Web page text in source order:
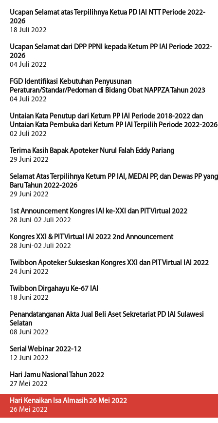
Ucapan Selamat atas Terpilihnya Ketua PD IAI NTT Periode 2022-
2026
18 Juli 2022
Ucapan Selamat dari DPP PPNI kepada Ketum PP IAI Periode 2022-
2026
04 Juli 2022
FGD Identifikasi Kebutuhan Penyusunan
Peraturan/Standar/Pedoman di Bidang Obat NAPPZA Tahun 2023
04 Juli 2022
Untaian Kata Penutup dari Ketum PP IAI Periode 2018-2022 dan
Untaian Kata Pembuka dari Ketum PP IAI Terpilih Periode 2022-2026
02 Juli 2022
Terima Kasih Bapak Apoteker Nurul Falah Eddy Pariang
29 Juni 2022
Selamat Atas Terpilihnya Ketum PP IAI, MEDAI PP, dan Dewas PP yang
Baru Tahun 2022-2026
29 Juni 2022
1st Announcement Kongres IAI ke-XXI dan PIT Virtual 2022
28 Juni-02 Juli 2022
Kongres XXI & PIT Virtual IAI 2022 2nd Announcement
28 Juni-02 Juli 2022
Twibbon Apoteker Sukseskan Kongres XXI dan PIT Virtual IAI 2022
24 Juni 2022
Twibbon Dirgahayu Ke-67 IAI
18 Juni 2022
Penandatanganan Akta Jual Beli Aset Sekretariat PD IAI Sulawesi
Selatan
08 Juni 2022
Serial Webinar 2022-12
12 Juni 2022
Hari Jamu Nasional Tahun 2022
27 Mei 2022
Hari Kenaikan Isa Almasih 26 Mei 2022
26 Mei 2022